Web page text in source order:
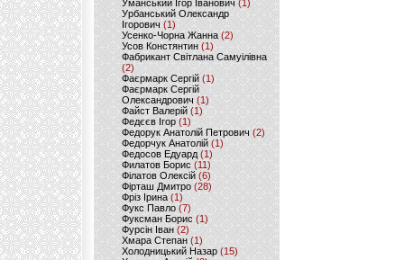
Уманський Ігор Іванович(1)
Урбанський Олександр
Ігорович (1)
Усенко-Чорна Жанна (2)
Усов Констянтин(1)
Фабрикант Світлана Самуілівна
(2)
Фаєрмарк Сергій(1)
Фаєрмарк Сергій
Олександрович (1)
Файст Валерій(1)
Федєєв Ігор (1)
Федорук Анатолій Петрович (2)
Федорчук Анатолій (1)
Федосов Едуард (1)
Филатов Борис (11)
Філатов Олексій (6)
Фірташ Дмитро (28)
Фріз Ірина (1)
Фукс Павло (7)
Фуксман Борис (1)
Фурсін Іван (2)
Хмара Степан(1)
Холодницький Назар(15)